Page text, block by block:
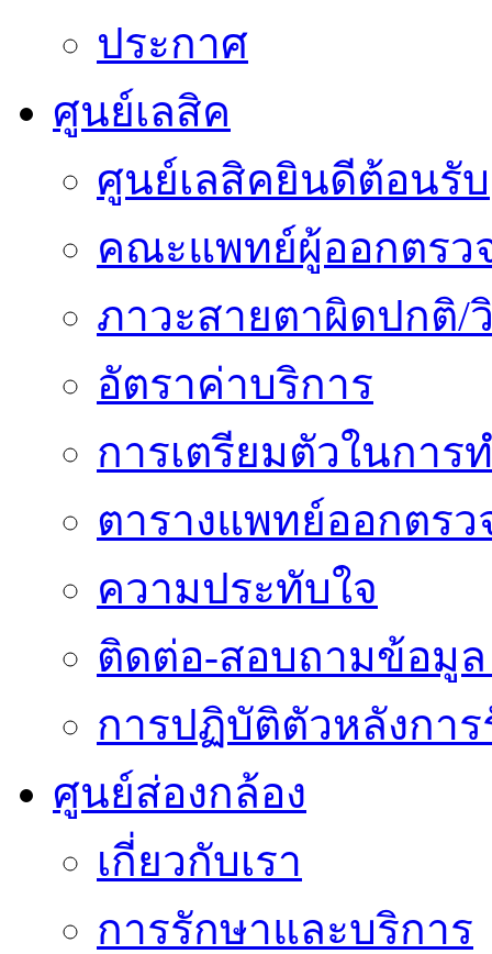
ประกาศ
ศูนย์เลสิค
ศูนย์เลสิคยินดีต้อนรับ
คณะแพทย์ผู้ออกตรว
ภาวะสายตาผิดปกติ/
อัตราค่าบริการ
การเตรียมตัวในการ
ตารางแพทย์ออกตรว
ความประทับใจ
ติดต่อ-สอบถามข้อมู
การปฏิบัติตัวหลังการ
ศูนย์ส่องกล้อง
เกี่ยวกับเรา
การรักษาและบริการ